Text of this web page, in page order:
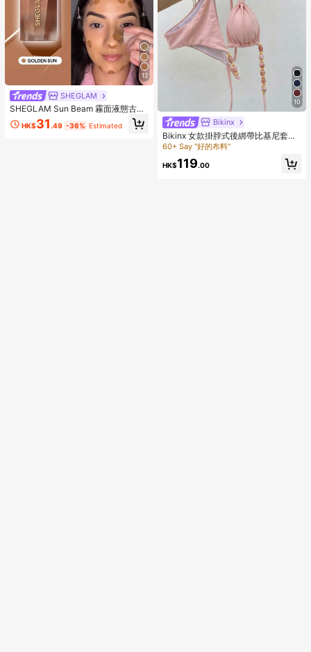
12
SHEGLAM
SHEGLAM Sun Beam 霧面液態古
銅-Golden Sun 品牌美妝化妝品 適合
女士與女孩
HK$31 .49 -36% Estimated
10
Bikinx
Bikinx 女款掛脖式後綁帶比基尼套
裝，波希米亞風拼接配色珠飾肩帶，
適合海灘度假，粉色夏季款
60+ Say "好的布料"
HK$119.00